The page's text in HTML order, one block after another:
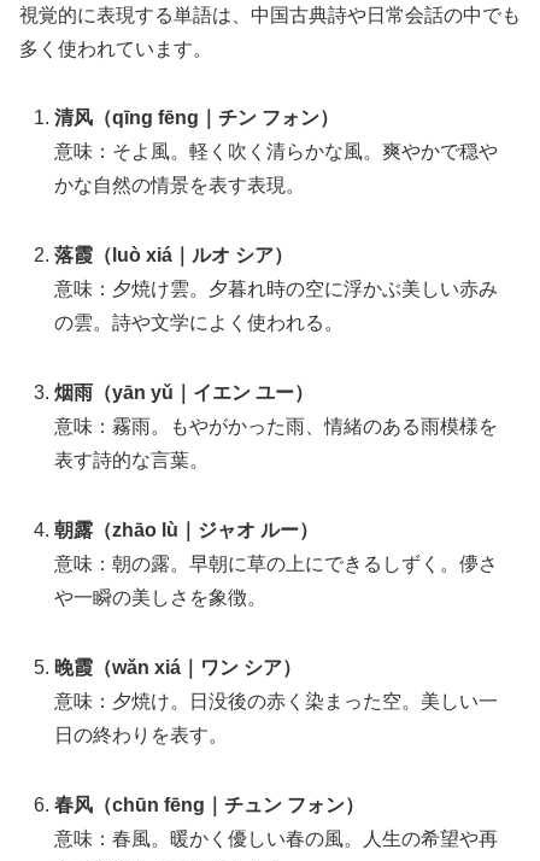
視覚的に表現する単語は、中国古典詩や日常会話の中でも
多く使われています。
清风（qīng fēng｜チン フォン）
意味：そよ風。軽く吹く清らかな風。爽やかで穏や
かな自然の情景を表す表現。
落霞（luò xiá｜ルオ シア）
意味：夕焼け雲。夕暮れ時の空に浮かぶ美しい赤み
の雲。詩や文学によく使われる。
烟雨（yān yǔ｜イエン ユー）
意味：霧雨。もやがかった雨、情緒のある雨模様を
表す詩的な言葉。
朝露（zhāo lù｜ジャオ ルー）
意味：朝の露。早朝に草の上にできるしずく。儚さ
や一瞬の美しさを象徴。
晚霞（wǎn xiá｜ワン シア）
意味：夕焼け。日没後の赤く染まった空。美しい一
日の終わりを表す。
春风（chūn fēng｜チュン フォン）
意味：春風。暖かく優しい春の風。人生の希望や再